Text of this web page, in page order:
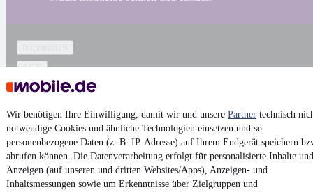
Wir benötigen Ihre Einwilligung, damit wir und unsere Partner technisch
notwendige Cookies und ähnliche Technologien einsetzen und so
personenbezogene Daten (z. B. IP-Adresse) auf Ihrem Endgerät speichern
abrufen können. Die Datenverarbeitung erfolgt für personalisierte Inhalte und
Anzeigen (auf unseren und dritten Websites/Apps), Anzeigen- und
Inhaltsmessungen sowie um Erkenntnisse über Zielgruppen und
AGB
Vertrag widerrufen
Datenschutz
Datenschutzeinstellungen
Erklärung zur Barrierefreiheit
Report Security Vulnerability (English)